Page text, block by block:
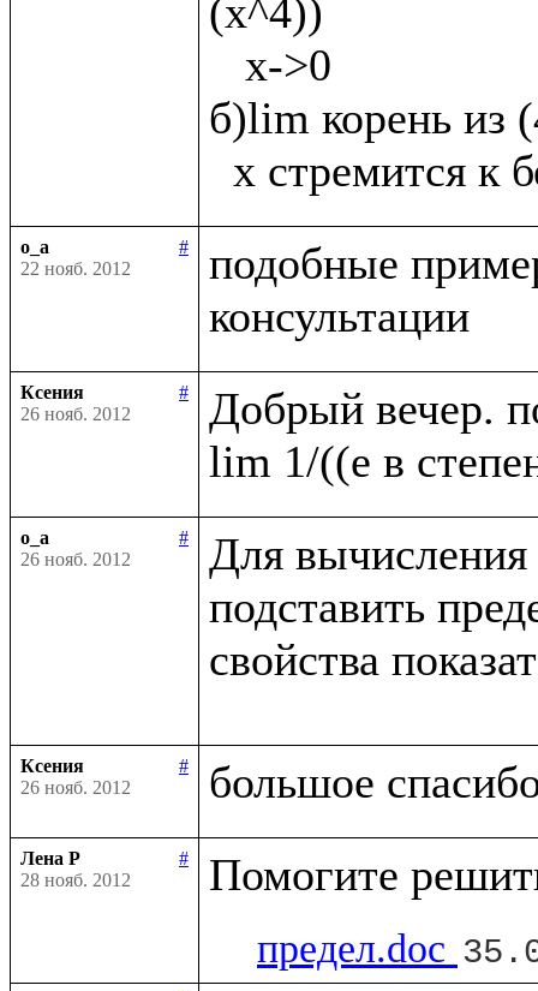
(х^4))
б)lim корень из
o_a
#
22 нояб. 2012
подобные
Ксения
#
26 нояб. 2012
Добрый вечер.
o_a
#
26 нояб. 2012
Для
подставить
свойства
Ксения
#
26 нояб. 2012
Лена Р
#
28 нояб. 2012
предел.doc